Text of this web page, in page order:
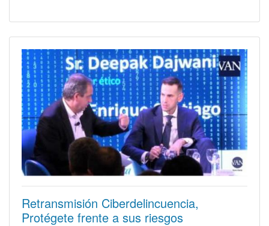
Retransmisión Ciberdelincuencia,
Protégete frente a sus riesgos